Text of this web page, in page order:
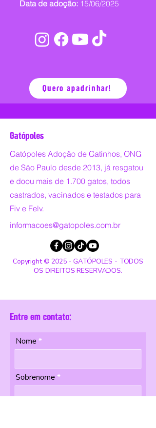
Data de adoção: 15/06/2025
Quero apadrinhar!
Gatópoles
Gatópoles Adoção de Gatinhos, ONG
de São Paulo desde 2013, já resgatou
e doou mais de 1.700 gatos, todos
castrados, vacinados e testados para
Fiv e Felv.
informacoes@gatopoles.com.br
Copyright © 2025 - GATÓPOLES - TODOS
OS DIREITOS RESERVADOS.
Entre em contato:
Nome
Sobrenome